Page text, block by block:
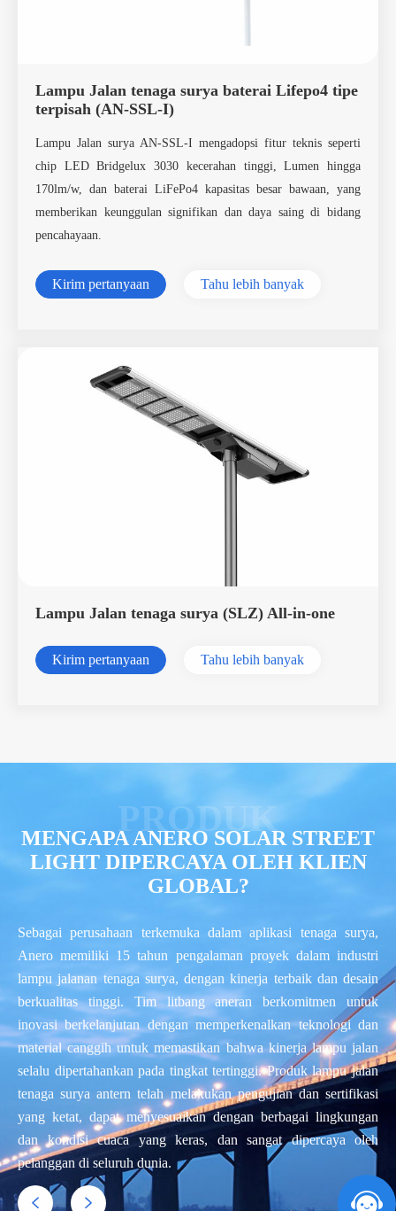
Lampu Jalan tenaga surya baterai Lifepo4 tipe
terpisah (AN-SSL-I)
Lampu Jalan surya AN-SSL-I mengadopsi fitur teknis seperti
chip LED Bridgelux 3030 kecerahan tinggi, Lumen hingga
170lm/w, dan baterai LiFePo4 kapasitas besar bawaan, yang
memberikan keunggulan signifikan dan daya saing di bidang
pencahayaan.
Kirim pertanyaan Tahu lebih banyak
Lampu Jalan tenaga surya (SLZ) All-in-one
Kirim pertanyaan Tahu lebih banyak
MENGAPA ANERO SOLAR STREET
LIGHT DIPERCAYA OLEH KLIEN
GLOBAL?
Sebagai perusahaan terkemuka dalam aplikasi tenaga surya,
Anero memiliki 15 tahun pengalaman proyek dalam industri
lampu jalanan tenaga surya, dengan kinerja terbaik dan desain
berkualitas tinggi. Tim litbang aneran berkomitmen untuk
inovasi berkelanjutan dengan memperkenalkan teknologi dan
material canggih untuk memastikan bahwa kinerja lampu jalan
selalu dipertahankan pada tingkat tertinggi. Produk lampu jalan
tenaga surya antern telah melakukan pengujian dan sertifikasi
yang ketat, dapat menyesuaikan dengan berbagai lingkungan
dan kondisi cuaca yang keras, dan sangat dipercaya oleh
pelanggan di seluruh dunia.
 